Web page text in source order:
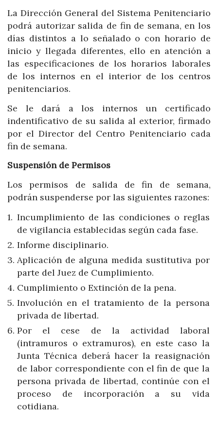
La Dirección General del Sistema Penitenciario
podrá autorizar salida de fin de semana, en los
días distintos a lo señalado o con horario de
inicio y llegada diferentes, ello en atención a
las especificaciones de los horarios laborales
de los internos en el interior de los centros
penitenciarios.
Se le dará a los internos un certificado
indentificativo de su salida al exterior, firmado
por el Director del Centro Penitenciario cada
fin de semana.
Suspensión de Permisos
Los permisos de salida de fin de semana,
podrán suspenderse por las siguientes razones:
Incumplimiento de las condiciones o reglas
de vigilancia establecidas según cada fase.
Informe disciplinario.
Aplicación de alguna medida sustitutiva por
parte del Juez de Cumplimiento.
Cumplimiento o Extinción de la pena.
Involución en el tratamiento de la persona
privada de libertad.
Por el cese de la actividad laboral
(intramuros o extramuros), en este caso la
Junta Técnica deberá hacer la reasignación
de labor correspondiente con el fin de que la
persona privada de libertad, continúe con el
proceso de incorporación a su vida
cotidiana.